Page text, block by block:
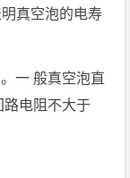
真空泡的电寿
一 般真空泡直
电阻不大于